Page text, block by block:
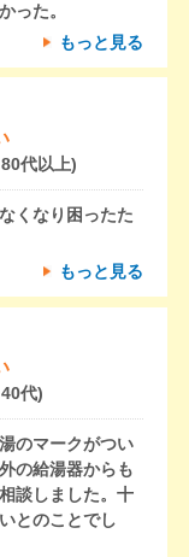
った。
もっと見る
代以上)
くなり困ったた
もっと見る
代)
のマークがつい
の給湯器からも
談しました。十
とのことでし